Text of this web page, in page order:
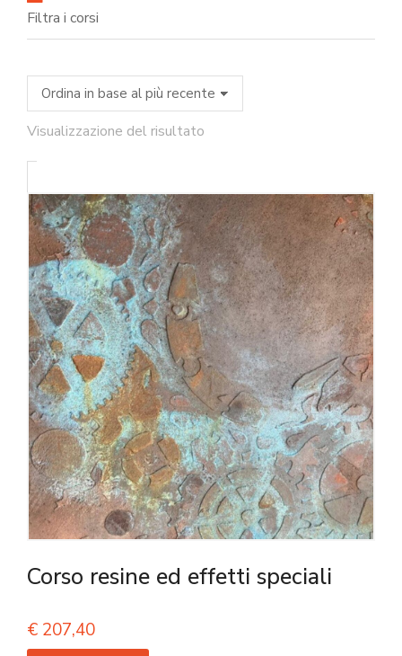
Filtra i corsi
Visualizzazione del risultato
Corso resine ed effetti speciali
€ 207,40